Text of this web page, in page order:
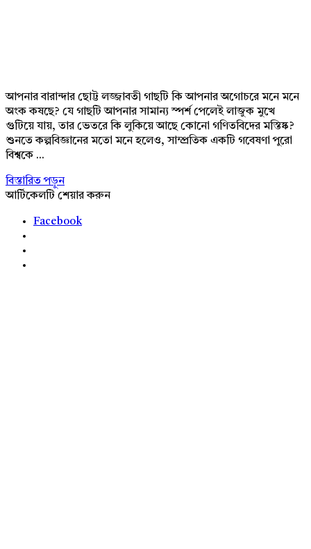
আপনার বারান্দার ছোট্ট লজ্জাবতী গাছটি কি আপনার অগোচরে মনে মনে
অংক কষছে? যে গাছটি আপনার সামান্য স্পর্শ পেলেই লাজুক মুখে
গুটিয়ে যায়, তার ভেতরে কি লুকিয়ে আছে কোনো গণিতবিদের মস্তিষ্ক?
শুনতে কল্পবিজ্ঞানের মতো মনে হলেও, সাম্প্রতিক একটি গবেষণা পুরো
বিশ্বকে ...
বিস্তারিত পড়ুন
আর্টিকেলটি শেয়ার করুন
Facebook